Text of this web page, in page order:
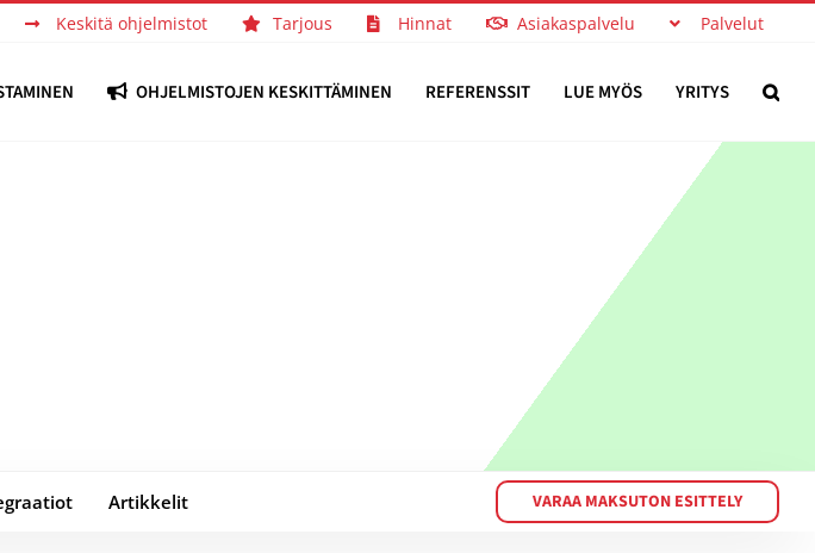
Keskitä ohjelmistot Tarjous Hinnat Asiakaspalvelu Palvelut
OHJELMISTOJEN KESKITTÄMINEN REFERENSSIT LUE MYÖS YRITYS
Artikkelit VARAA MAKSUTON ESITTELY